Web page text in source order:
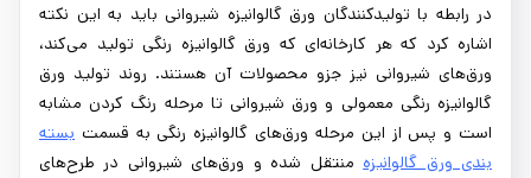
در رابطه با تولیدکنندگان ورق گالوانیزه شیروانی باید به این نکته
اشاره کرد که هر کارخانه‌ای که ورق گالوانیزه رنگی تولید می‌کند،
ورق‌های شیروانی نیز جزو محصولات آن هستند. روند تولید ورق
گالوانیزه رنگی معمولی و ورق شیروانی تا مرحله رنگ کردن مشابه
است و پس ‌از این مرحله ورق‌های گالوانیزه رنگی به قسمت بسته
‌بندی ورق گالوانیزه منتقل شده و ورق‌های شیروانی در طرح‌های